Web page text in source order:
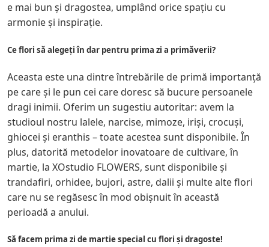
e mai bun și dragostea, umplând orice spațiu cu
armonie și inspirație.
Ce flori să alegeți în dar pentru prima zi a primăverii?
Aceasta este una dintre întrebările de primă importanță
pe care și le pun cei care doresc să bucure persoanele
dragi inimii. Oferim un sugestiu autoritar: avem la
studioul nostru lalele, narcise, mimoze, iriși, crocuși,
ghiocei și eranthis – toate acestea sunt disponibile. În
plus, datorită metodelor inovatoare de cultivare, în
martie, la XOstudio FLOWERS, sunt disponibile și
trandafiri, orhidee, bujori, astre, dalii și multe alte flori
care nu se regăsesc în mod obișnuit în această
perioadă a anului.
Să facem prima zi de martie special cu flori și dragoste!